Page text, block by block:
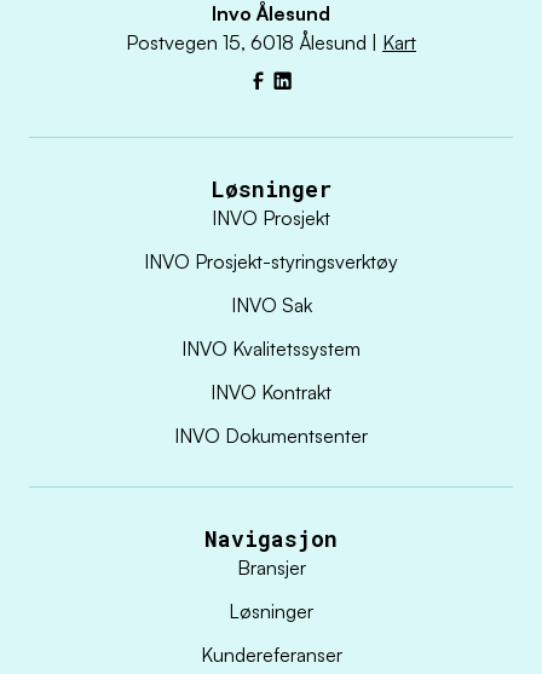
Invo Ålesund
Postvegen 15, 6018 Ålesund | Kart
Facebook
LinkedIn
Løsninger
INVO Prosjekt
INVO Prosjekt-styringsverktøy
INVO Sak
INVO Kvalitetssystem
INVO Kontrakt
INVO Dokumentsenter
Navigasjon
Bransjer
Løsninger
Kundereferanser